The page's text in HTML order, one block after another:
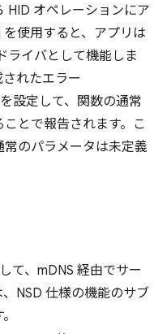
HID オペレーションにア
使用すると、アプリは
ライバとして機能しま
れたエラー
を設定して、関数の通常
とで報告されます。こ
のパラメータは未定義
て、mDNS 経由でサー
NSD 仕様の機能のサブ